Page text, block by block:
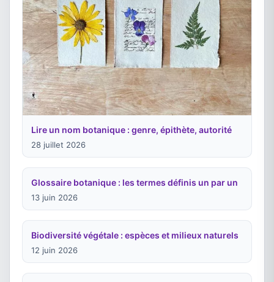
Lire un nom botanique : genre, épithète, autorité
28 juillet 2026
Glossaire botanique : les termes définis un par un
13 juin 2026
Biodiversité végétale : espèces et milieux naturels
12 juin 2026